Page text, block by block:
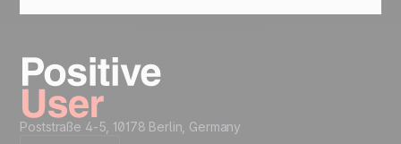
Poststraße 4-5, 10178 Berlin, Germany